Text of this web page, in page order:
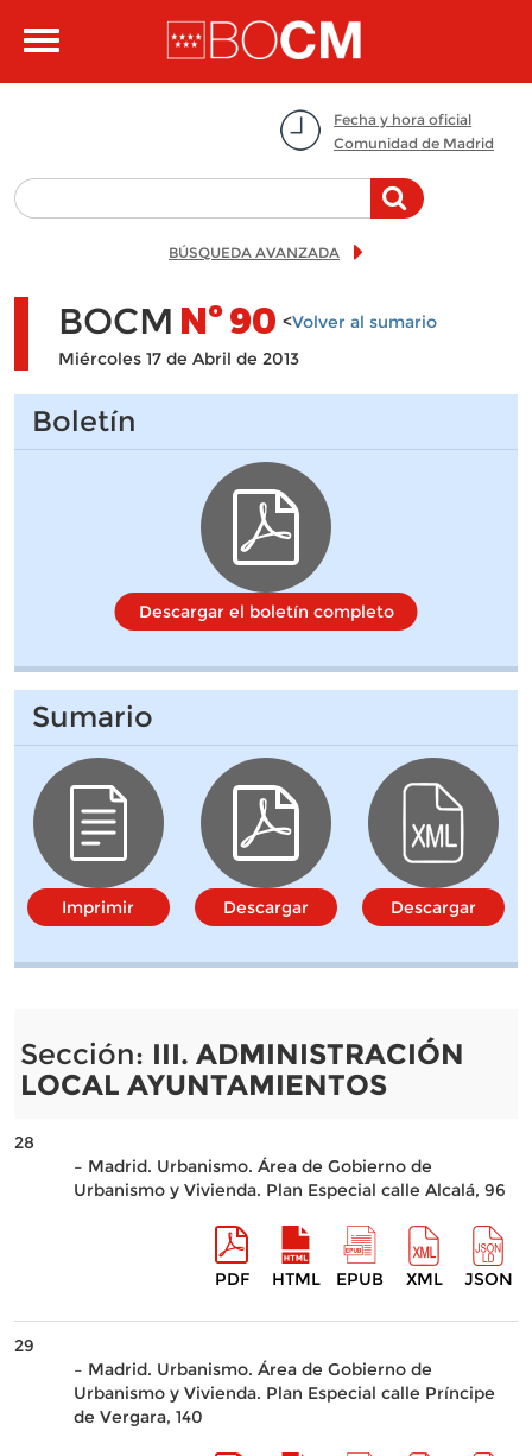
Toggle
Fecha y hora oficial
Comunidad de Madrid
BÚSQUEDA AVANZADA
BOCM Nº90 <Volver al sumario
Miércoles 17 de Abril de 2013
Boletín
Descargar el boletín completo
Sumario
Imprimir Descargar Descargar
Sección: III. ADMINISTRACIÓN
LOCAL AYUNTAMIENTOS
28
– Madrid. Urbanismo. Área de Gobierno de
Urbanismo y Vivienda. Plan Especial calle Alcalá, 96
PDF HTML EPUB XML JSON
29
– Madrid. Urbanismo. Área de Gobierno de
Urbanismo y Vivienda. Plan Especial calle Príncipe
de Vergara, 140